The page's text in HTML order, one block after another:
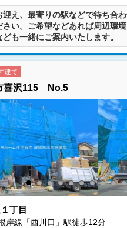
迎え、最寄りの駅などで待ち合
さい。ご希望などあれば周辺環
も一緒にご案内いたします。
建て
喜沢115 No.5
丁目
岸線「西川口」駅徒歩12分